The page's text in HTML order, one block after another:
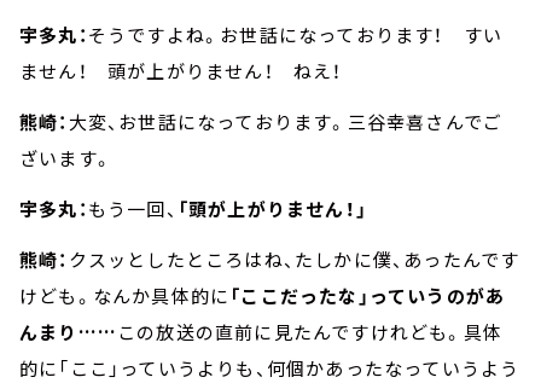
宇多丸：そうですよね。お世話になっております！ すい
ません！ 頭が上がりません！ ねえ！
熊崎： 大変、お世話になっております。三谷幸喜さんでご
ざいます。
宇多丸：もう一回、 「頭が上がりません！」
熊崎： クスッとしたところはね、たしかに僕、あったんです
けども。なんか具体的に 「ここだったな」っていうのがあ
んまり……この放送の直前に見たんですけれども。具体
的に「ここ」っていうよりも、何個かあったなっていうよう